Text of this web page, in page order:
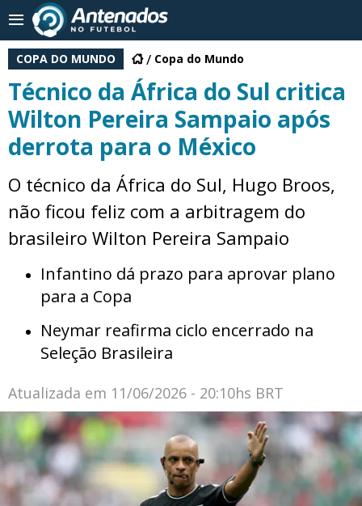
COPA DO MUNDO Copa do Mundo
Técnico da África do Sul critica
Wilton Pereira Sampaio após
derrota para o México
O técnico da África do Sul, Hugo Broos,
não ficou feliz com a arbitragem do
brasileiro Wilton Pereira Sampaio
Infantino dá prazo para aprovar plano
para a Copa
Neymar reafirma ciclo encerrado na
Seleção Brasileira
Atualizada em 11/06/2026 - 20:10hs BRT